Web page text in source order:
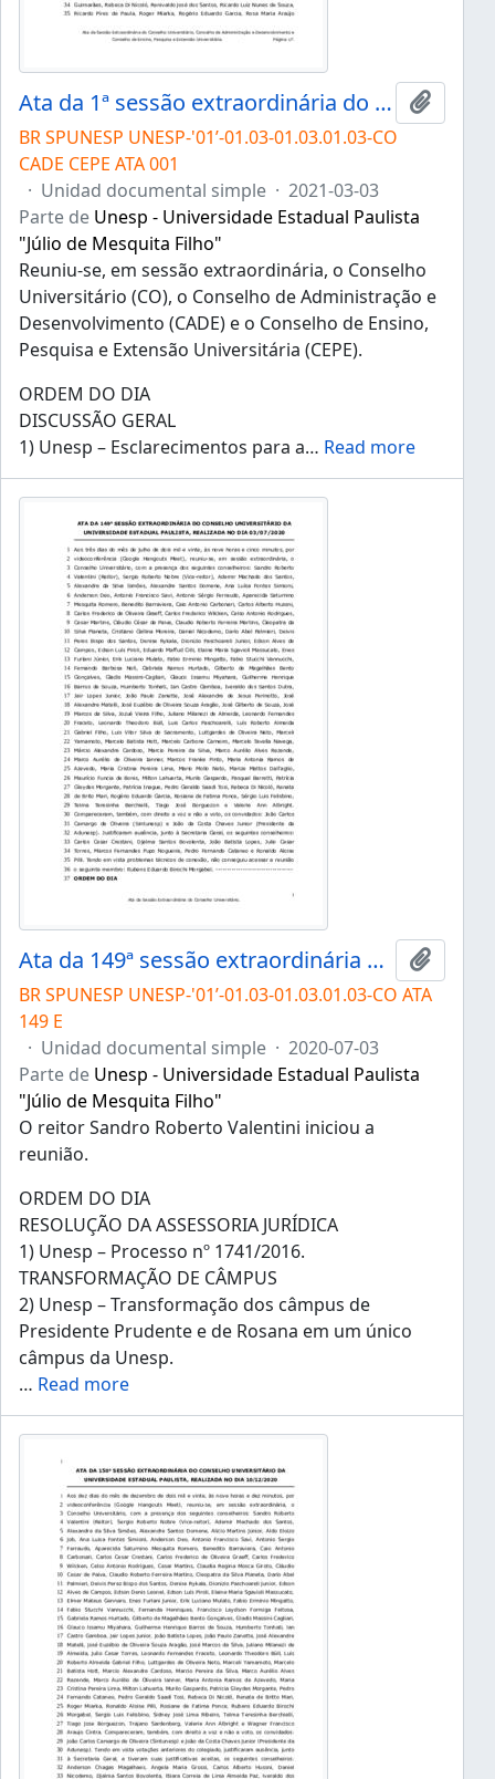
Ata da 1ª sessão extraordinária do Conselho Universitário, do Conselho de Administração e Desenvolvimento e do Conselho de Ensino, Pesquisa e Extensão Universitária da Unesp de 03/03/2021
Añadir
BR SPUNESP UNESP-'01’-01.03-01.03.01.03-CO
CADE CEPE ATA 001
· Unidad documental simple · 2021-03-03
Parte de Unesp - Universidade Estadual Paulista
"Júlio de Mesquita Filho"
Reuniu-se, em sessão extraordinária, o Conselho
Universitário (CO), o Conselho de Administração e
Desenvolvimento (CADE) e o Conselho de Ensino,
Pesquisa e Extensão Universitária (CEPE).
ORDEM DO DIA
DISCUSSÃO GERAL
1) Unesp – Esclarecimentos para a… Read more
Ata da 149ª sessão extraordinária do Conselho Universitário da Unesp de 03/07/2020
Añadir
BR SPUNESP UNESP-'01’-01.03-01.03.01.03-CO ATA
149 E
· Unidad documental simple · 2020-07-03
Parte de Unesp - Universidade Estadual Paulista
"Júlio de Mesquita Filho"
O reitor Sandro Roberto Valentini iniciou a
reunião.
ORDEM DO DIA
RESOLUÇÃO DA ASSESSORIA JURÍDICA
1) Unesp – Processo nº 1741/2016.
TRANSFORMAÇÃO DE CÂMPUS
2) Unesp – Transformação dos câmpus de
Presidente Prudente e de Rosana em um único
câmpus da Unesp.
… Read more